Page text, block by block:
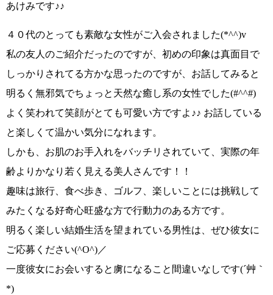
あけみです♪♪
４０代のとっても素敵な女性がご入会されました(*^^)v
私の友人のご紹介だったのですが、初めの印象は真面目で
しっかりされてる方かな思ったのですが、お話してみると
明るく無邪気でちょっと天然な癒し系の女性でした(#^^#)
よく笑われて笑顔がとても可愛い方ですよ♪♪ お話している
と楽しくて温かい気分になれます。
しかも、お肌のお手入れをバッチリされていて、 実際の年
齢よりかなり若く見える美人さんです！！
趣味は旅行、食べ歩き、ゴルフ、楽しいことには挑戦して
みたくなる好奇心旺盛な方で行動力のある方です。
明るく楽しい結婚生活を望まれている男性は、 ぜひ彼女に
ご応募ください(^O^)／
一度彼女にお会いすると虜になること間違いなしです(´艸｀
*)